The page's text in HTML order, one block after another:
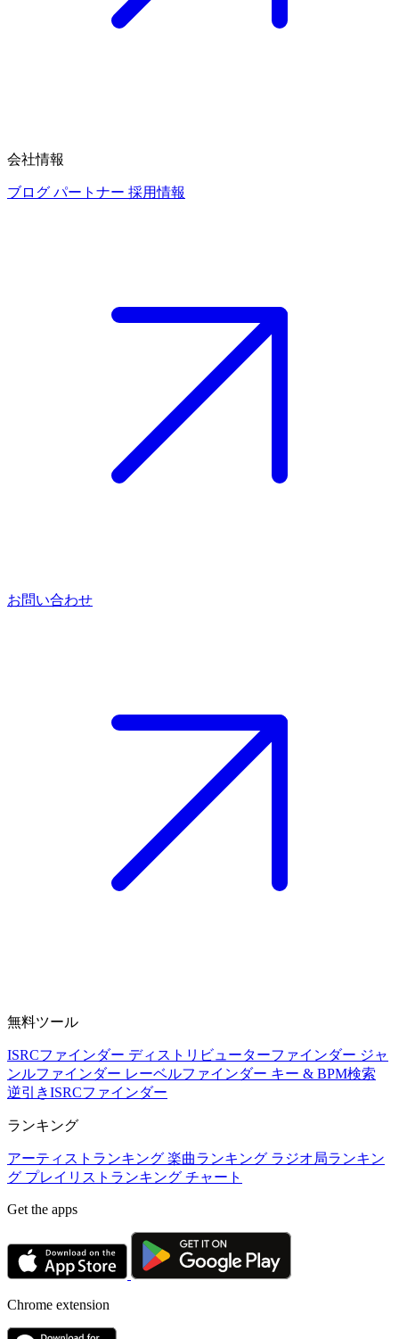
会社情報
ブログ パートナー 採用情報
お問い合わせ
無料ツール
ISRCファインダー ディストリビューターファインダー ジャ
ンルファインダー レーベルファインダー キー & BPM検索
逆引きISRCファインダー
ランキング
アーティストランキング 楽曲ランキング ラジオ局ランキン
グ プレイリストランキング チャート
Get the apps
Chrome extension